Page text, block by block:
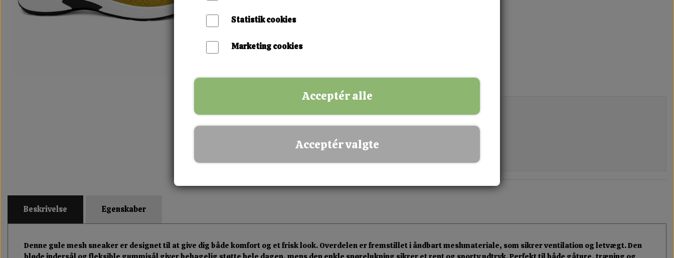
Størrelse
✅ Dansk webshop
✅ Fysisk butik i Esbjerg
Beskrivelse Egenskaber
Denne gule mesh sneaker er designet til at give dig både komfort og et frisk look. Overdelen er fremstillet i åndbart meshmateriale, som sikrer ventilation og letvægt. Den
Statistik cookies
Marketing cookies
Acceptér alle
Acceptér valgte